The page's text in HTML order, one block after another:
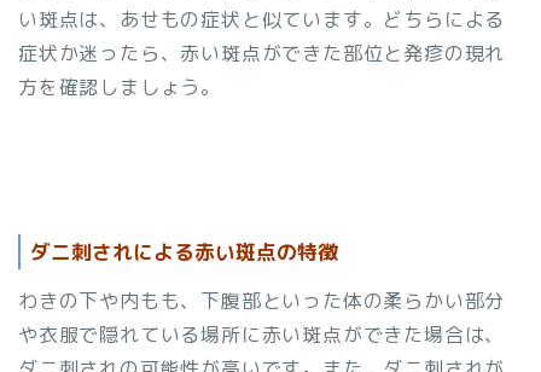
い斑点は、あせもの症状と似ています。どちらによる
症状か迷ったら、赤い斑点ができた部位と発疹の現れ
方を確認しましょう。
ダニ刺されによる赤い斑点の特徴
わきの下や内もも、下腹部といった体の柔らかい部分
や衣服で隠れている場所に赤い斑点ができた場合は、